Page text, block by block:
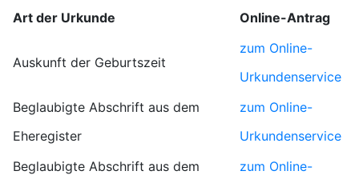
Art der Urkunde Online-Antrag
Auskunft der Geburtszeit
zum Online-
Urkundenservice
Beglaubigte Abschrift aus dem
Eheregister
zum Online-
Urkundenservice
Beglaubigte Abschrift aus dem
zum Online-